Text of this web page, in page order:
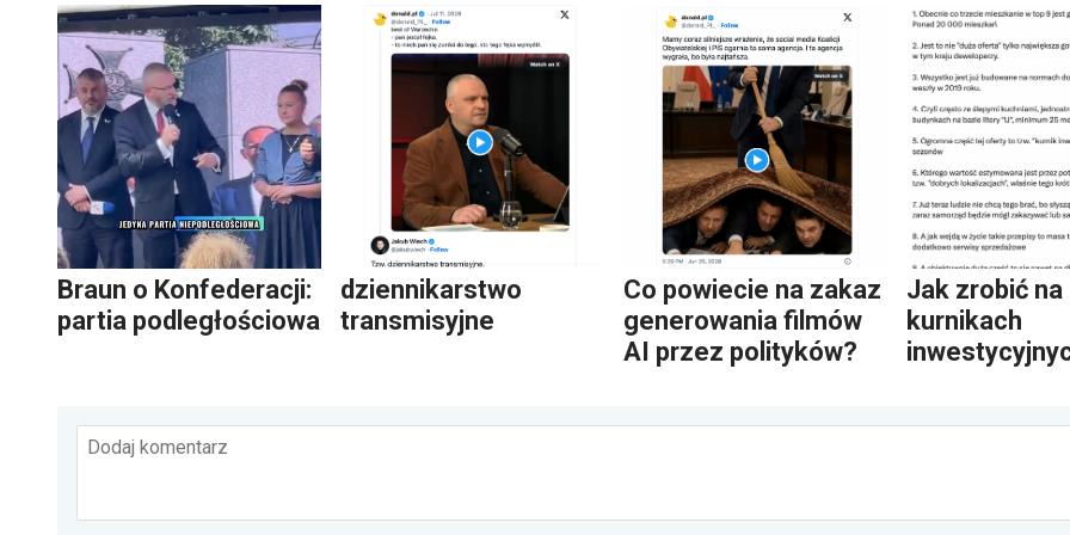
Braun o Konfederacji:
partia podległościowa
dziennikarstwo
transmisyjne
Co powiecie na zakaz
generowania filmów
AI przez polityków?
Jak zrobić na
kurnikach
Dodaj komentarz